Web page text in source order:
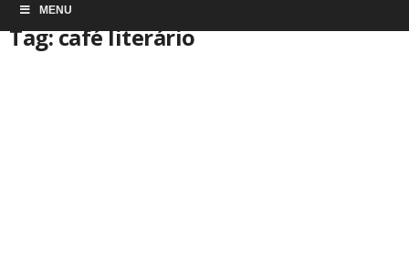
MENU
Início Tags
Tag: café literário